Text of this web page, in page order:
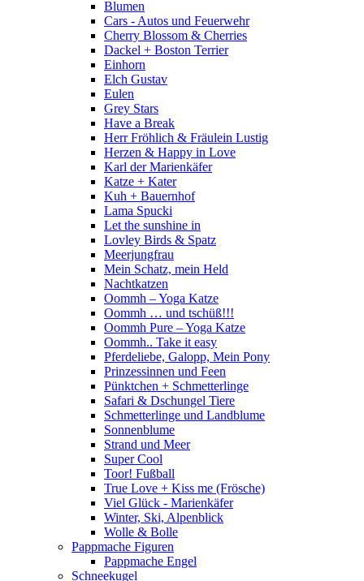
Blumen
Cars - Autos und Feuerwehr
Cherry Blossom & Cherries
Dackel + Boston Terrier
Einhorn
Elch Gustav
Eulen
Grey Stars
Have a Break
Herr Fröhlich & Fräulein Lustig
Herzen & Happy in Love
Karl der Marienkäfer
Katze + Kater
Kuh + Bauernhof
Lama Spucki
Let the sunshine in
Lovley Birds & Spatz
Meerjungfrau
Mein Schatz, mein Held
Nachtkatzen
Oommh – Yoga Katze
Oommh … und tschüß!!!
Oommh Pure – Yoga Katze
Oommh.. Take it easy
Pferdeliebe, Galopp, Mein Pony
Prinzessinnen und Feen
Pünktchen + Schmetterlinge
Safari & Dschungel Tiere
Schmetterlinge und Landblume
Sonnenblume
Strand und Meer
Super Cool
Toor! Fußball
True Love + Kiss me (Frösche)
Viel Glück - Marienkäfer
Winter, Ski, Alpenblick
Wolle & Bolle
Pappmache Figuren
Pappmache Engel
Schneekugel